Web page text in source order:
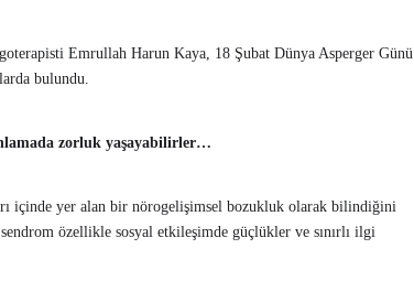
Emrullah Harun Kaya, 18 Şubat Dünya Asperger Günü
bulundu.
zorluk yaşayabilirler…
içinde yer alan bir nörogelişimsel bozukluk olarak bilindiğini
özellikle sosyal etkileşimde güçlükler ve sınırlı ilgi